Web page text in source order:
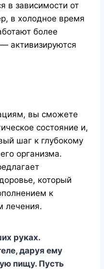
в зависимости от
в холодное время
более
активизируются
вы сможете
состояние и,
шаг к глубокому
организма.
который
к
лечения.
руках.
даруя ему
пищу. Пусть